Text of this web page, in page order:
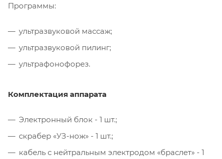
Программы:
ультразвуковой массаж;
ультразвуковой пилинг;
ультрафонофорез.
Комплектация аппарата
Электронный блок - 1 шт.;
скрабер «УЗ-нож» - 1 шт.;
кабель с нейтральным электродом «браслет» - 1